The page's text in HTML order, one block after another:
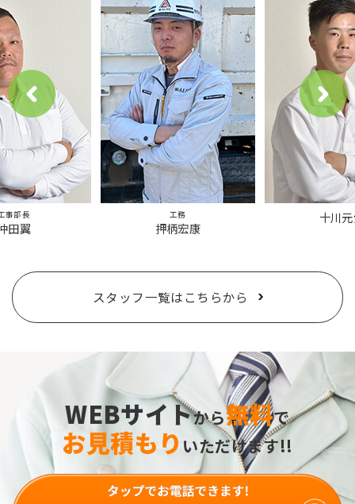
事部長
田翼
工務
押柄宏康
十川
スタッフ一覧はこちらから
WEBサイトから無料で
お見積もり いただけます!!